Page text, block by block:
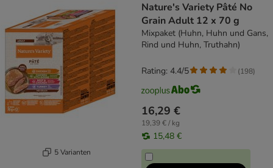
5 Varianten
Nature's Variety Pâté No
Grain Adult 12 x 70 g
Mixpaket (Huhn, Huhn und Gans,
Rind und Huhn, Truthahn)
16,29 €
19,39 € / kg
15,48 €
Rating: 4.4/5 (198)